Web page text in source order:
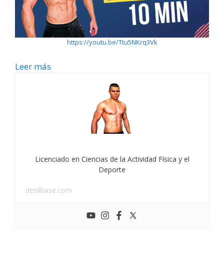
https://youtu.be/Ttu5NKrq3Vk
Leer más
Licenciado en Ciencias de la Actividad Física y el
Deporte
denilbase.com